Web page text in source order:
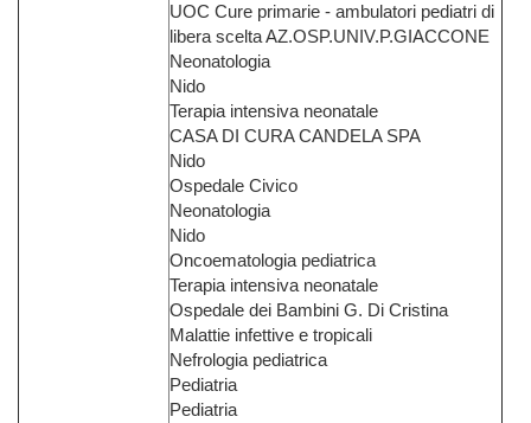
UOC Cure primarie - ambulatori pediatri di
libera scelta AZ.OSP.UNIV.P.GIACCONE
Neonatologia
Nido
Terapia intensiva neonatale
CASA DI CURA CANDELA SPA
Nido
Ospedale Civico
Neonatologia
Nido
Oncoematologia pediatrica
Terapia intensiva neonatale
Ospedale dei Bambini G. Di Cristina
Malattie infettive e tropicali
Nefrologia pediatrica
Pediatria
Pediatria